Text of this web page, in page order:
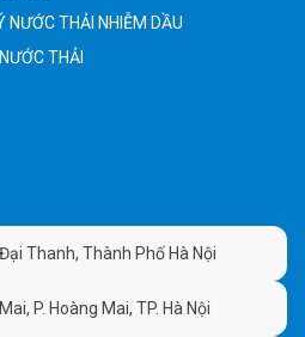
NƯỚC THẢI NHIỄM DẦU
THẢI
Thanh, Thành Phố Hà Nội
P. Hoàng Mai, TP. Hà Nội